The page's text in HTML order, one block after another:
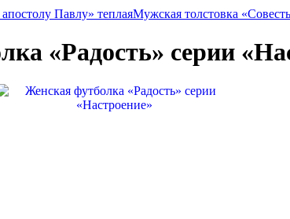
Павлу» теплаяМужская толстовка
«Радость» серии